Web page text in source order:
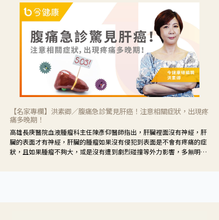
【名家專欄】洪素卿／腹痛急診驚見肝癌！注意相關症狀，出現疼
痛多晚期！
高雄長庚醫院血液腫瘤科主任陳彥仰醫師指出，肝臟裡面沒有神經，肝
臟的表面才有神經，肝臟的腫瘤如果沒有侵犯到表面是不會有疼痛的症
狀，且如果腫瘤不夠大，或是沒有遭到劇烈碰撞等外力影響，多無明顯